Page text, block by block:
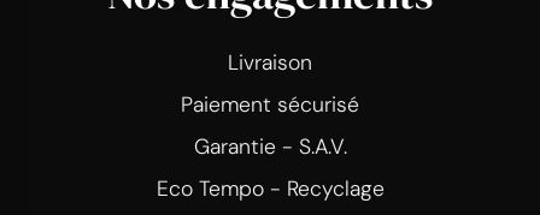
Livraison
Paiement sécurisé
Garantie - S.A.V.
Eco Tempo - Recyclage